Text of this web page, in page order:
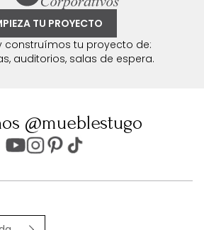
TU PROYECTO
construímos tu proyecto de:
auditorios, salas de espera.
@mueblestugo